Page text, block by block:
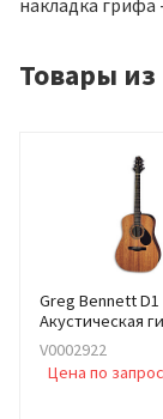
Товары из
Greg Bennett D1
Акустическая
V0002922
Цена по